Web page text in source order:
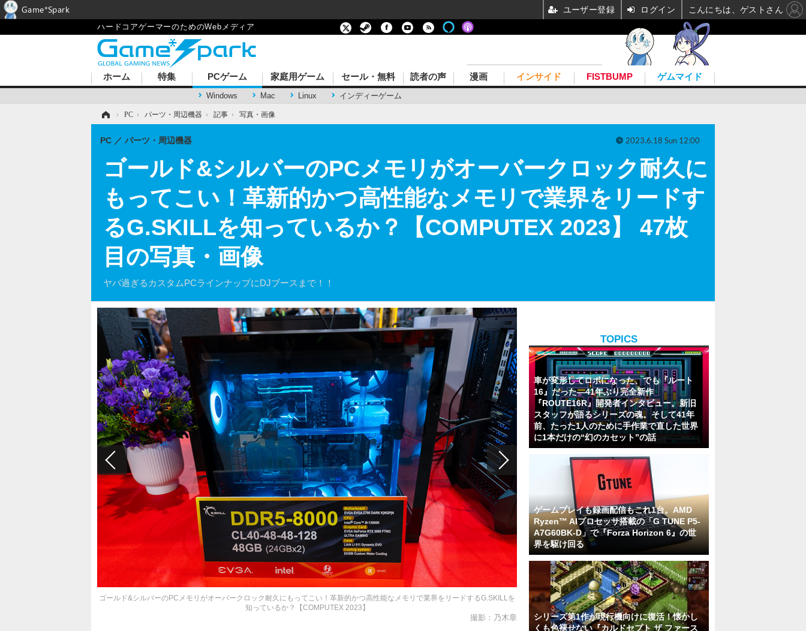
ハードコアゲーマーのためのWebメディア
ホーム 特集 PCゲーム
Windows Mac Linux インディーゲーム
家庭用ゲーム セール・無料 読者の声 漫画 インサイド FISTBUMP ゲムマイド
› PC › パーツ・周辺機器 › 記事 › 写真・画像
ゴールド&シルバーのPCメモリがオーバークロック耐久に
もってこい！革新的かつ高性能なメモリで業界をリードす
るG.SKILLを知っているか？【COMPUTEX 2023】 47枚
目の写真・画像
ヤバ過ぎるカスタムPCラインナップにDJブースまで！！
PC パーツ・周辺機器 2023.6.18 Sun 12:00
撮影：乃木章
ゴールド&シルバーのPCメモリがオーバークロック耐久にもってこい！革新的かつ高性能なメモリで業界をリードするG.SKILLを
知っているか？【COMPUTEX 2023】
TOPICS
車が変形してロボになった、でも『ルート
16』だった―41年ぶり完全新作
『ROUTE16R』開発者インタビュー。新旧
スタッフが語るシリーズの魂。そして41年
前、たった1人のために手作業で直した世界
に1本だけの“幻のカセット”の話
ゲームプレイも録画配信もこれ1台。AMD
Ryzen™ AIプロセッサ搭載の「G TUNE P5-
A7G60BK-D」で『Forza Horizon 6』の世
界を駆け回る
シリーズ第1作が現行機向けに復活！懐かし
くも色褪せない『カルドセプト ザ ファース
Game*Spark ユーザー登録 ログイン こんにちは、ゲストさん